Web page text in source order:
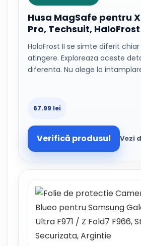
Husa MagSafe pentru
Pro, Techsuit,
HaloFrost II se simte diferit
atingere. Exploreaza aceste
diferenta. Nu alege la
67.99 lei
Verifică produsul Vezi